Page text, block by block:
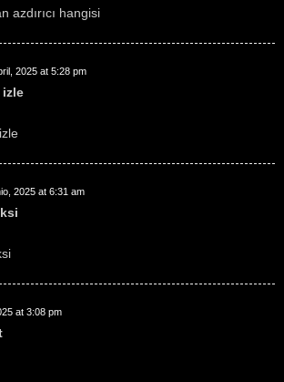
azdırıcı hangisi
2025 at 5:28 pm
izle
2025 at 6:31 am
at 3:08 pm